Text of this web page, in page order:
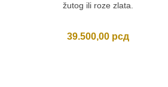
žutog ili roze zlata.
39.500,00 рсд